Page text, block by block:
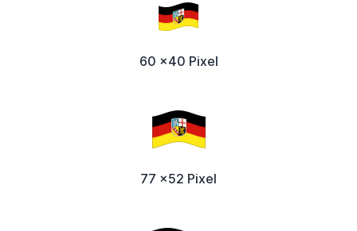
60 x40 Pixel
77 x52 Pixel